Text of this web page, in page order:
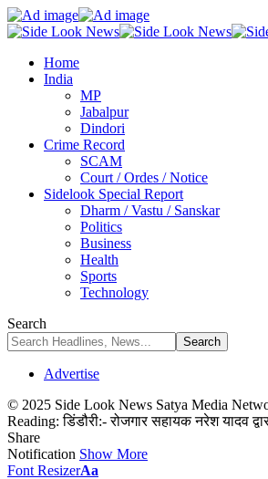
Home
India
MP
Jabalpur
Dindori
Crime Record
SCAM
Court / Ordes / Notice
Sidelook Special Report
Dharm / Vastu / Sanskar
Politics
Business
Health
Sports
Technology
Search
Advertise
© 2025 Side Look News Satya Media
Reading: डिंडौरी:- रोजगार सहायक नरेश यादव
Share
Notification Show More
Font ResizerAa